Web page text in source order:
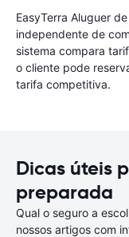
EasyTerra Aluguer
independente de
sistema compara
o cliente pode
tarifa competitiva.
Dicas úteis
preparada
Qual o seguro a
nossos artigos com